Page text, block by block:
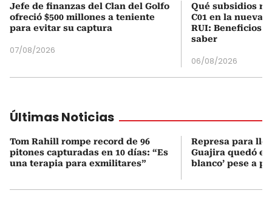
Jefe de finanzas del Clan del Golfo
ofreció $500 millones a teniente
para evitar su captura
07/08/2026
Qué subsidios
C01 en la nueva
RUI: Beneficios
saber
06/08/2026
Últimas Noticias
Tom Rahill rompe record de 96
pitones capturadas en 10 días: “Es
una terapia para exmilitares”
Represa para
Guajira quedó en
blanco’ pese a